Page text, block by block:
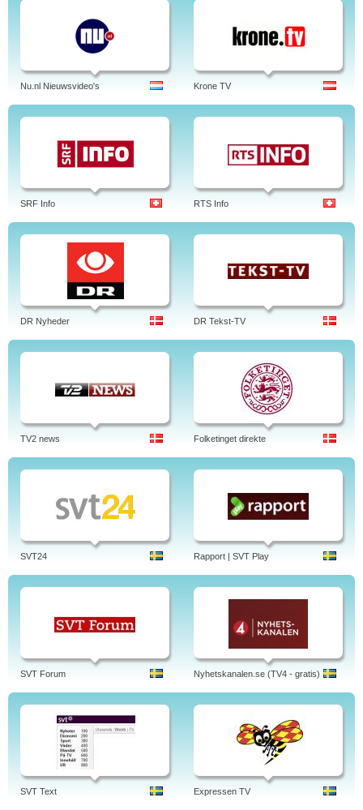
Nu.nl Nieuwsvideo's Krone TV
SRF Info RTS Info
DR Nyheder DR Tekst-TV
TV2 news Folketinget direkte
SVT24 Rapport | SVT Play
SVT Forum Nyhetskanalen.se (TV4 - gratis)
SVT Text Expressen TV